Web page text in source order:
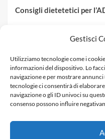
Gestisci
Utilizziamo tecnologie come i
informazioni del dispositivo. Lo
navigazione e per mostrare
tecnologie ci consentirà di
navigazione o gli ID univoci su
consenso possono influire
Consigli dietetetici per
Fenilchetonuria
Dieta militare: come
dimagrire in 3 giorni